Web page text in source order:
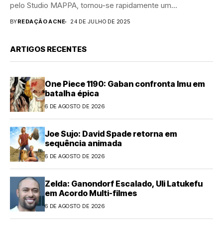
pelo Studio MAPPA, tornou-se rapidamente um...
BYREDAÇÃO ACNE 24 DE JULHO DE 2025
ARTIGOS RECENTES
One Piece 1190: Gaban confronta Imu em
batalha épica
6 DE AGOSTO DE 2026
Joe Sujo: David Spade retorna em
sequência animada
6 DE AGOSTO DE 2026
Zelda: Ganondorf Escalado, Uli Latukefu
em Acordo Multi-filmes
6 DE AGOSTO DE 2026